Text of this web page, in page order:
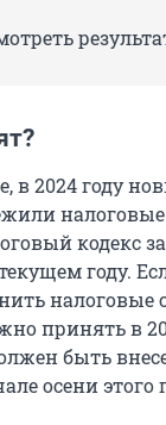
в 2024 году
кодекс
году.
налоговые
принять в
быть
осени этого